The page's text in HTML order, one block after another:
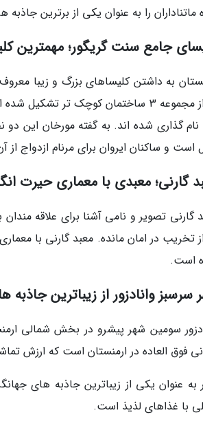
ماتناداران را به عنوان یکی از برترین
جامع سنت گریگور؛ مهمترین
به داشتن کلیساهای بزرگ و زیبا
که از مجموعه 3 ساختمان کوچک تر
گذاری شده اند. به گفته مورخان این
است و ساکنان ایروان برای مرنام ازدواج از
گارنی؛ معبدی با معماری حیرت
گارنی تصویر و نامی آشنا برای علاقه
تخریب در امان مانده. معبد گارنی با
است.
سرسبز وانادزور از زیباترین
فوق العاده در ارمنستان است که ارزش
به عنوان یکی از زیباترین جاذبه های
با غذاهای لذیذ است.